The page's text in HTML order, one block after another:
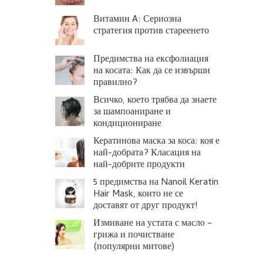
Витамин A: Сериозна
стратегия против стареенето
Предимства на ексфолиация
на косата: Как да се извърши
правилно?
Всичко, което трябва да знаете
за шампоаниране и
кондициониране
Кератинова маска за коса: коя е
най-добрата? Класация на
най-добрите продукти
5 предимства на Nanoil Keratin
Hair Mask, които не се
доставят от друг продукт!
Измиване на устата с масло –
грижа и почистване
(популярни митове)